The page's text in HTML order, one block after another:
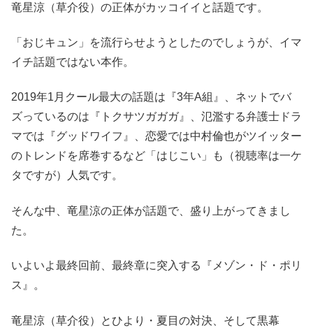
竜星涼（草介役）の正体がカッコイイと話題です。
「おじキュン」を流行らせようとしたのでしょうが、イマ
イチ話題ではない本作。
2019年1月クール最大の話題は『3年A組』、ネットでバ
ズっているのは『トクサツガガガ』、氾濫する弁護士ドラ
マでは『グッドワイフ』、恋愛では中村倫也がツイッター
のトレンドを席巻するなど「はじこい」も（視聴率は一ケ
タですが）人気です。
そんな中、竜星涼の正体が話題で、盛り上がってきまし
た。
いよいよ最終回前、最終章に突入する『メゾン・ド・ポリ
ス』。
竜星涼（草介役）とひより・夏目の対決、そして黒幕